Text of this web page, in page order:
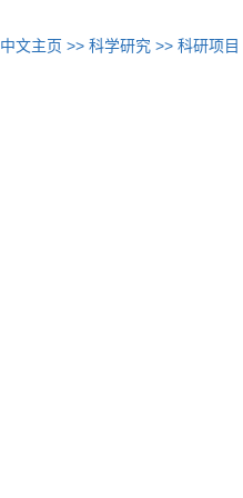
中文主页 >>科学研究 >>科研项目